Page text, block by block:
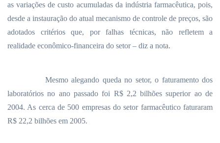
as variações de custo acumuladas da indústria farmacêutica, pois,
desde a instauração do atual mecanismo de controle de preços, são
adotados critérios que, por falhas técnicas, não refletem a
realidade econômico-financeira do setor – diz a nota.
Mesmo alegando queda no setor, o faturamento dos
laboratórios no ano passado foi R$ 2,2 bilhões superior ao de
2004. As cerca de 500 empresas do setor farmacêutico faturaram
R$ 22,2 bilhões em 2005.